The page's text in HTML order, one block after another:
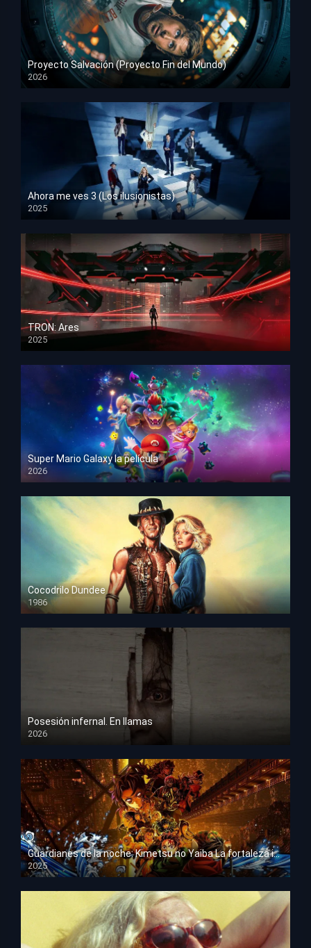
Proyecto Salvación (Proyecto Fin del Mundo)
2026
HD 1080p
Ahora me ves 3 (Los ilusionistas)
2025
HD 1080p
TRON: Ares
2025
HD 1080p
Super Mario Galaxy la película
2026
HD 1080p
Cocodrilo Dundee
1986
HD 1080p
Posesión infernal. En llamas
2026
HD 1080p
Guardianes de la noche: Kimetsu no Yaiba La fortaleza infinita
2025
HD 1080p